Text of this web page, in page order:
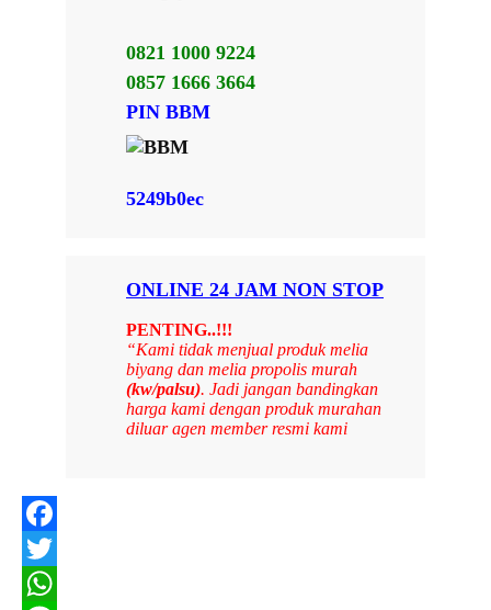
0821 1000 9224
0857 1666 3664
PIN BBM
5249b0ec
ONLINE 24 JAM NON STOP
PENTING..!!!
“Kami tidak menjual produk melia
biyang dan melia propolis murah
(kw/palsu). Jadi jangan bandingkan
harga kami dengan produk murahan
diluar agen member resmi kami
Facebook
Twitter